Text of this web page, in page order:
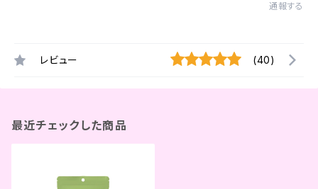
通報する
レビュー (40)
最近チェックした商品